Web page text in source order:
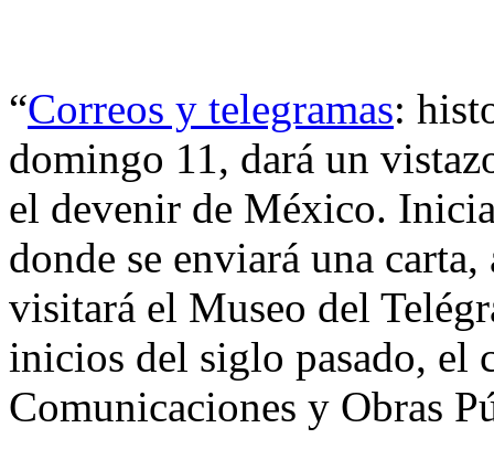
“Correos y telegramas:
domingo 11, dará​ un
el devenir de México.
donde se enviará una
visitará el Museo del
inicios del siglo pasado, el
Comunicaciones y Obras